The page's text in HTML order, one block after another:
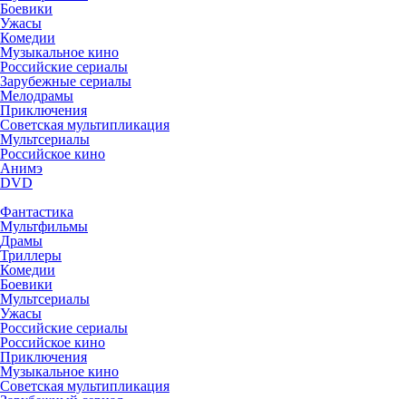
Боевики
Ужасы
Комедии
Музыкальное кино
Российские сериалы
Зарубежные сериалы
Мелодрамы
Приключения
Советская мультипликация
Мультсериалы
Российское кино
Анимэ
DVD
Фантастика
Мультфильмы
Драмы
Триллеры
Комедии
Боевики
Мультсериалы
Ужасы
Российские сериалы
Российское кино
Приключения
Музыкальное кино
Советская мультипликация